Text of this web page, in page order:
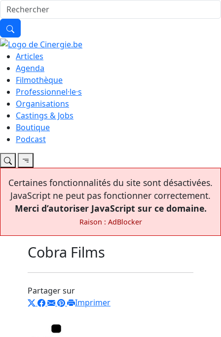
Articles
Agenda
Filmothèque
Professionnel·le·s
Organisations
Castings & Jobs
Boutique
Podcast
Certaines fonctionnalités du site sont désactivées.
JavaScript ne peut pas fonctionner correctement.
Merci d’autoriser JavaScript sur ce domaine.
Raison : AdBlocker
Cobra Films
Partager sur
Imprimer